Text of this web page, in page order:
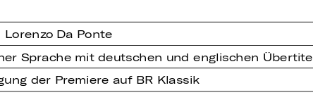
Da Ponte
Sprache mit deutschen und englischen
der Premiere auf BR Klassik